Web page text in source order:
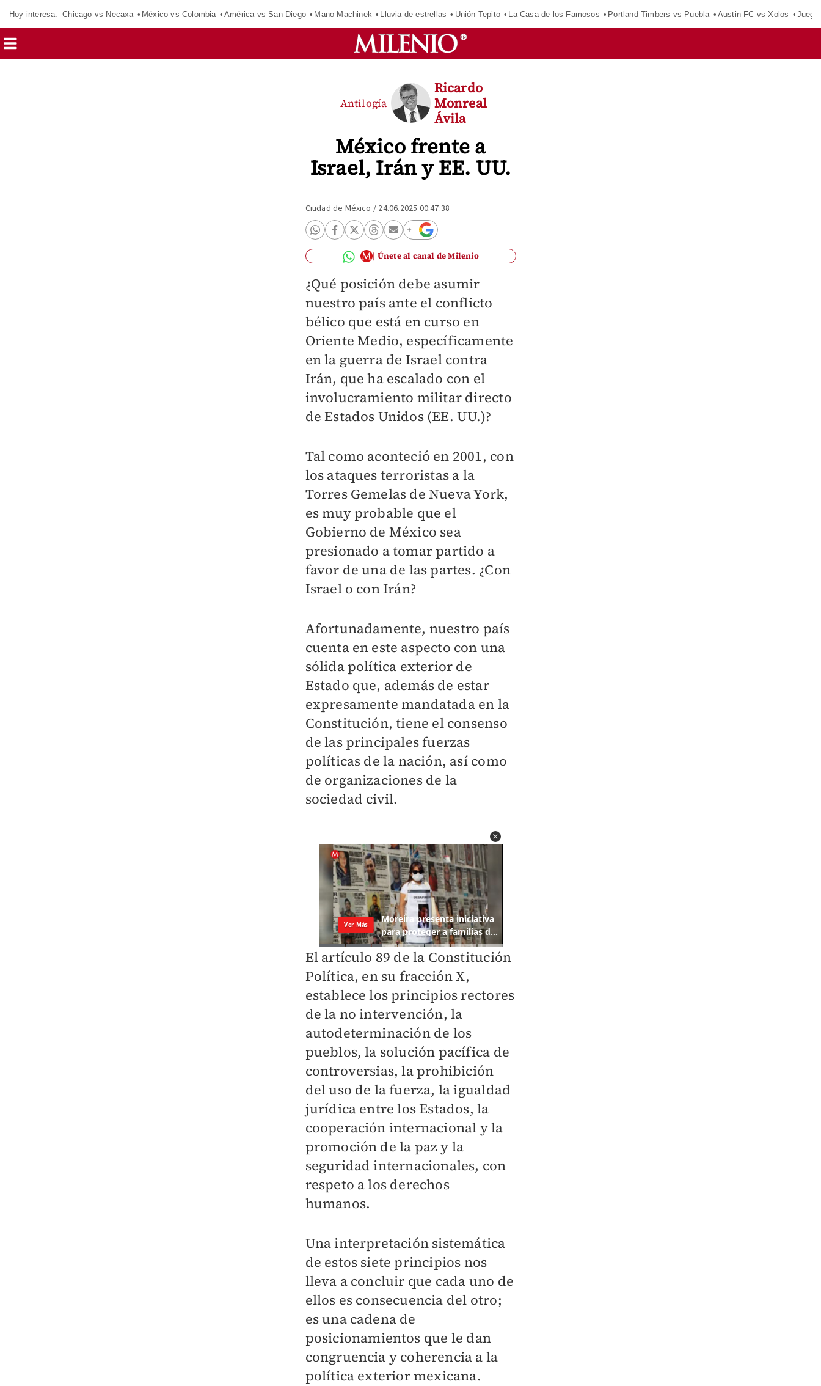
Hoy interesa: Chicago vs Necaxa México vs Colombia América vs San Diego Mano Machinek Lluvia de estrellas Unión Tepito La Casa de los Famosos Portland Timbers vs Puebla Austin FC vs Xolos
México frente a
Israel, Irán y EE. UU.
Antilogía
Ricardo
Monreal
Ávila
Ciudad de México / 24.06.2025 00:47:38
Únete al canal de Milenio
¿Qué posición debe asumir
nuestro país ante el conflicto
bélico que está en curso en
Oriente Medio, específicamente
en la guerra de Israel contra
Irán, que ha escalado con el
involucramiento militar directo
de Estados Unidos (EE. UU.)?
Tal como aconteció en 2001, con
los ataques terroristas a la
Torres Gemelas de Nueva York,
es muy probable que el
Gobierno de México sea
presionado a tomar partido a
favor de una de las partes. ¿Con
Israel o con Irán?
Afortunadamente, nuestro país
cuenta en este aspecto con una
sólida política exterior de
Estado que, además de estar
expresamente mandatada en la
Constitución, tiene el consenso
de las principales fuerzas
políticas de la nación, así como
de organizaciones de la
sociedad civil.
El artículo 89 de la Constitución
Política, en su fracción X,
establece los principios rectores
de la no intervención, la
autodeterminación de los
pueblos, la solución pacífica de
controversias, la prohibición
del uso de la fuerza, la igualdad
jurídica entre los Estados, la
cooperación internacional y la
promoción de la paz y la
seguridad internacionales, con
respeto a los derechos
humanos.
Una interpretación sistemática
de estos siete principios nos
lleva a concluir que cada uno de
ellos es consecuencia del otro;
es una cadena de
posicionamientos que le dan
congruencia y coherencia a la
política exterior mexicana.